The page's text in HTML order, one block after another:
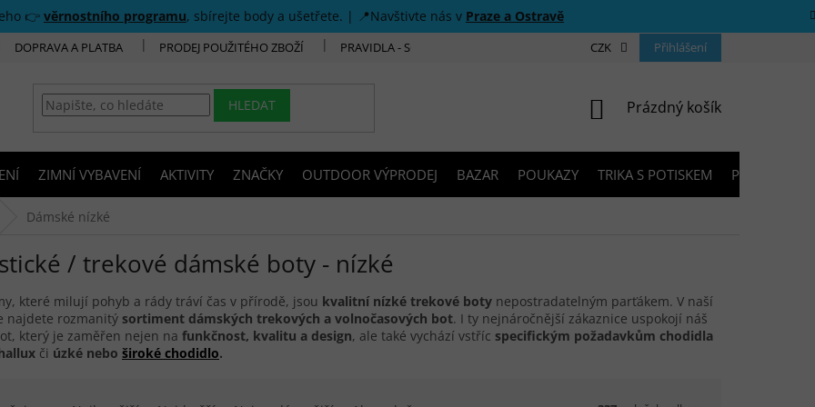
👉 věrnostního programu, sbírejte body a ušetřete. | 📍Navštivte nás v Praze a Ostravě
DOPRAVA A PLATBA PRODEJ POUŽITÉHO ZBOŽÍ PRAVIDLA - SOUTĚŽE PRODEJNY KONTAKTY
CZK Přihlášení
HLEDAT NÁKUPNÍ KOŠÍK
Prázdný košík
ZIMNÍ VYBAVENÍ AKTIVITY ZNAČKY OUTDOOR VÝPRODEJ BAZAR POUKAZY TRIKA S POTISKEM PŮJČOVNA
Dámské nízké
/ trekové dámské boty - nízké
které milují pohyb a rády tráví čas v přírodě, jsou kvalitní nízké trekové boty nepostradatelným parťákem. V naší
najdete rozmanitý sortiment dámských trekových a volnočasových bot. I ty nejnáročnější zákaznice uspokojí náš
který je zaměřen nejen na funkčnost, kvalitu a design, ale také vychází vstříc specifickým požadavkům chodidla
či úzké nebo široké chodidlo.